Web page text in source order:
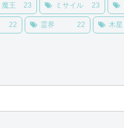
魔王 23 ミサイル 23
22 霊界 22 木星